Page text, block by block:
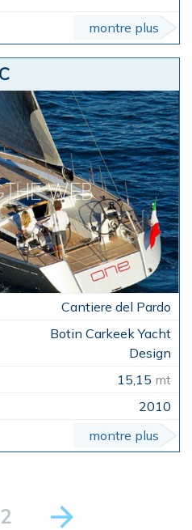
montre plus
Cantiere del Pardo
Botin Carkeek Yacht
Design
15,15 mt
2010
montre plus
2